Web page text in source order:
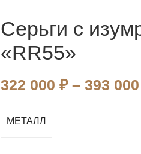
Серьги с
«RR55»
322 000 ₽ – 393 000
МЕТАЛЛ